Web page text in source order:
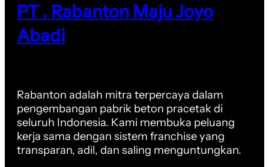
PT . Rabanton Maju Joyo
Abadi
Rabanton adalah mitra terpercaya dalam
pengembangan pabrik beton pracetak di
seluruh Indonesia. Kami membuka peluang
kerja sama dengan sistem franchise yang
transparan, adil, dan saling menguntungkan.